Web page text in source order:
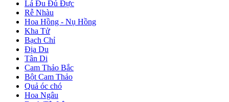
Lá Đu Đủ Đực
Rễ Nhàu
Hoa Hồng - Nụ Hồng
Kha Tử
Bạch Chỉ
Địa Du
Tân Di
Cam Thảo Bắc
Bột Cam Thảo
Quả óc chó
Hoa Ngâu